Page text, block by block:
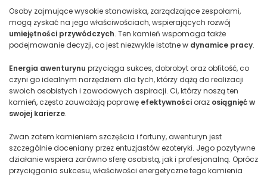
Osoby zajmujące wysokie stanowiska, zarządzające zespołami,
mogą zyskać na jego właściwościach, wspierających rozwój
umiejętności przywódczych. Ten kamień wspomaga także
podejmowanie decyzji, co jest niezwykle istotne w dynamice pracy.
Energia awenturynu przyciąga sukces, dobrobyt oraz obfitość, co
czyni go idealnym narzędziem dla tych, którzy dążą do realizacji
swoich osobistych i zawodowych aspiracji. Ci, którzy noszą ten
kamień, często zauważają poprawę efektywności oraz osiągnięć w
swojej karierze.
Zwan zatem kamieniem szczęścia i fortuny, awenturyn jest
szczególnie doceniany przez entuzjastów ezoteryki. Jego pozytywne
działanie wspiera zarówno sferę osobistą, jak i profesjonalną. Oprócz
przyciągania sukcesu, właściwości energetyczne tego kamienia